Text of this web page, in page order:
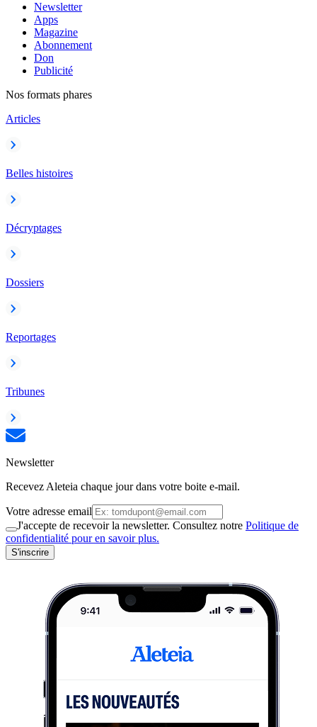
Newsletter
Apps
Magazine
Abonnement
Don
Publicité
Nos formats phares
Articles
Belles histoires
Décryptages
Dossiers
Reportages
Tribunes
Newsletter
Recevez Aleteia chaque jour dans votre boite e-mail.
Votre adresse email
J'accepte de recevoir la newsletter. Consultez notre Politique de
confidentialité pour en savoir plus.
S'inscrire